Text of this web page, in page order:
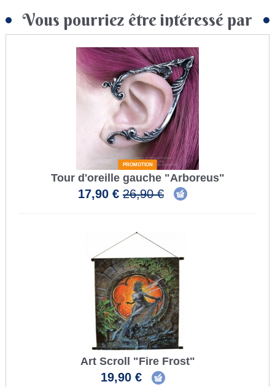
Vous pourriez être intéressé par
PROMOTION
Tour d'oreille gauche "Arboreus"
17,90 € 26,90 €
Art Scroll "Fire Frost"
19,90 €